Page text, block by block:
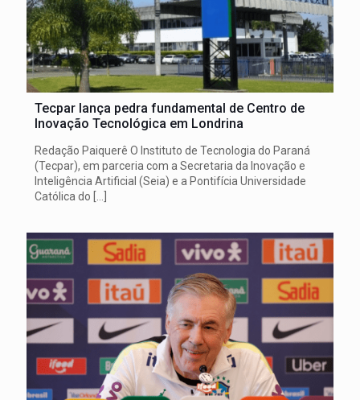
Tecpar lança pedra fundamental de Centro de
Inovação Tecnológica em Londrina
Redação Paiquerê O Instituto de Tecnologia do Paraná
(Tecpar), em parceria com a Secretaria da Inovação e
Inteligência Artificial (Seia) e a Pontifícia Universidade
Católica do […]